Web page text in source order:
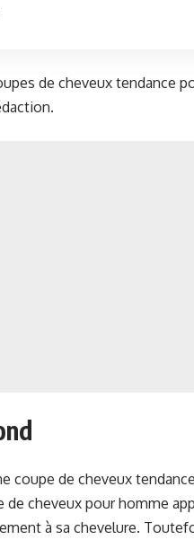
de cheveux tendance
coupe de cheveux
cheveux pour homme
à sa chevelure.